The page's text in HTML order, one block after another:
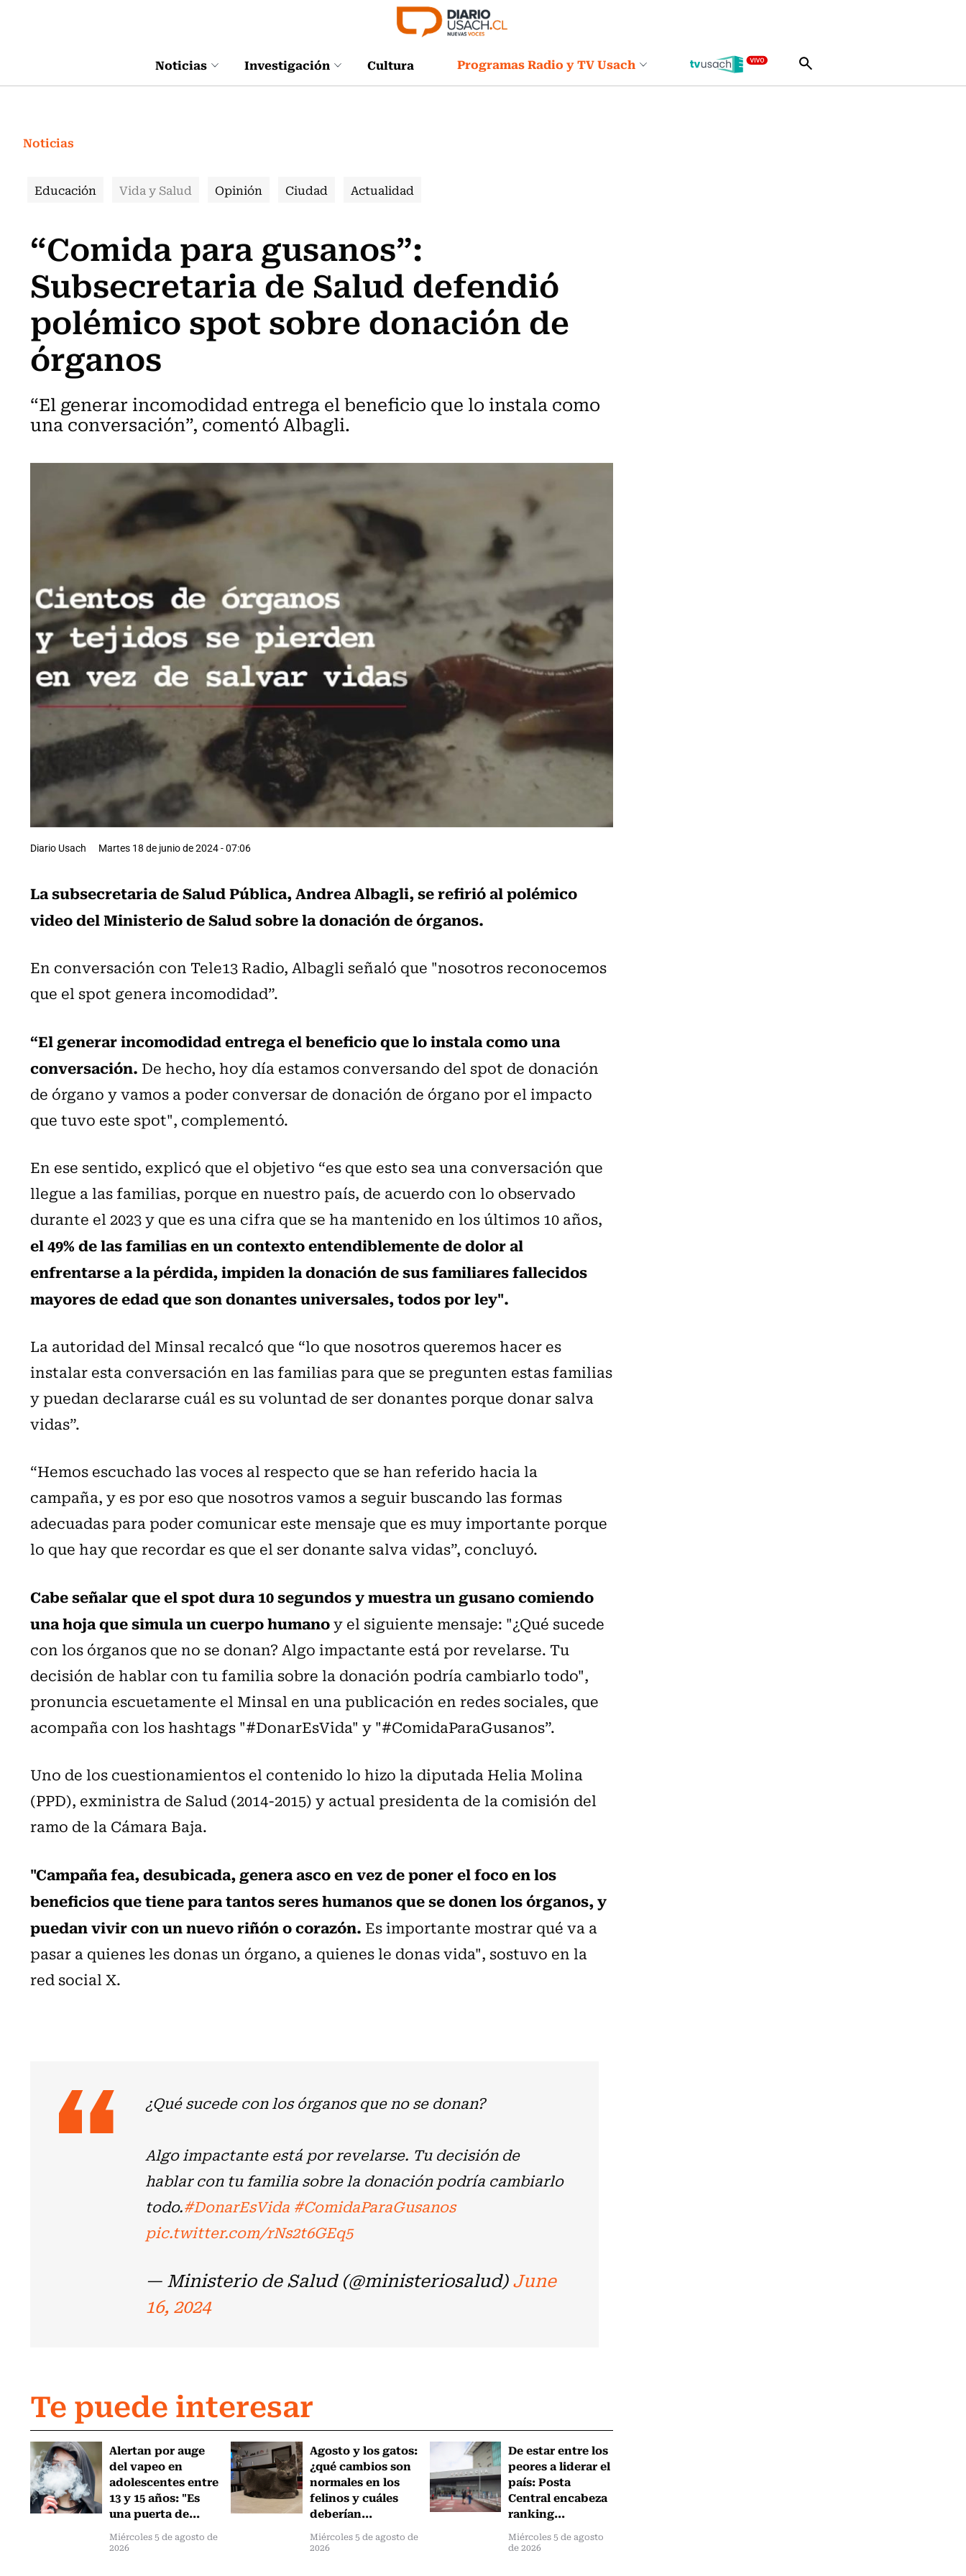
Noticias Investigación Cultura Programas Radio y TV Usach
Noticias
Educación Vida y Salud Opinión Ciudad Actualidad
“Comida para gusanos”:
Subsecretaria de Salud defendió
polémico spot sobre donación de
órganos
“El generar incomodidad entrega el beneficio que lo instala como
una conversación”, comentó Albagli.
Diario Usach Martes 18 de junio de 2024 - 07:06
La subsecretaria de Salud Pública, Andrea Albagli, se refirió al polémico
video del Ministerio de Salud sobre la donación de órganos.
En conversación con Tele13 Radio, Albagli señaló que "nosotros reconocemos
que el spot genera incomodidad”.
“El generar incomodidad entrega el beneficio que lo instala como una
conversación. De hecho, hoy día estamos conversando del spot de donación
de órgano y vamos a poder conversar de donación de órgano por el impacto
que tuvo este spot", complementó.
En ese sentido, explicó que el objetivo “es que esto sea una conversación que
llegue a las familias, porque en nuestro país, de acuerdo con lo observado
durante el 2023 y que es una cifra que se ha mantenido en los últimos 10 años,
el 49% de las familias en un contexto entendiblemente de dolor al
enfrentarse a la pérdida, impiden la donación de sus familiares fallecidos
mayores de edad que son donantes universales, todos por ley".
La autoridad del Minsal recalcó que “lo que nosotros queremos hacer es
instalar esta conversación en las familias para que se pregunten estas familias
y puedan declararse cuál es su voluntad de ser donantes porque donar salva
vidas”.
“Hemos escuchado las voces al respecto que se han referido hacia la
campaña, y es por eso que nosotros vamos a seguir buscando las formas
adecuadas para poder comunicar este mensaje que es muy importante porque
lo que hay que recordar es que el ser donante salva vidas”, concluyó.
Cabe señalar que el spot dura 10 segundos y muestra un gusano comiendo
una hoja que simula un cuerpo humanoy el siguiente mensaje: "¿Qué sucede
con los órganos que no se donan? Algo impactante está por revelarse. Tu
decisión de hablar con tu familia sobre la donación podría cambiarlo todo",
pronuncia escuetamente el Minsal en una publicación en redes sociales, que
acompaña con los hashtags "#DonarEsVida" y "#ComidaParaGusanos”.
Uno de los cuestionamientos el contenido lo hizo la diputada Helia Molina
(PPD), exministra de Salud (2014-2015) y actual presidenta de la comisión del
ramo de la Cámara Baja.
"Campaña fea, desubicada, genera asco en vez de poner el foco en los
beneficios que tiene para tantos seres humanos que se donen los órganos, y
puedan vivir con un nuevo riñón o corazón. Es importante mostrar qué va a
pasar a quienes les donas un órgano, a quienes le donas vida", sostuvo en la
red social X.
¿Qué sucede con los órganos que no se donan?
Algo impactante está por revelarse. Tu decisión de
hablar con tu familia sobre la donación podría cambiarlo
todo.#DonarEsVida #ComidaParaGusanos
pic.twitter.com/rNs2t6GEq5
— Ministerio de Salud (@ministeriosalud)June
16, 2024
Te puede interesar
Alertan por auge
del vapeo en
adolescentes entre
13 y 15 años: "Es
una puerta de...
Miércoles 5 de agosto de
2026
Agosto y los gatos:
¿qué cambios son
normales en los
felinos y cuáles
deberían...
Miércoles 5 de agosto de
2026
De estar entre los
peores a liderar el
país: Posta
Central encabeza
ranking...
Miércoles 5 de agosto
de 2026